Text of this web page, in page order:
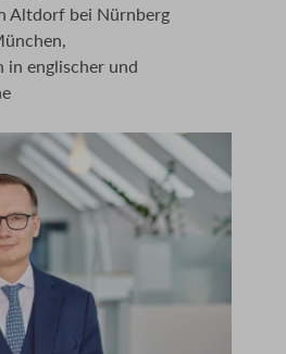
Altdorf bei Nürnberg
in englischer und